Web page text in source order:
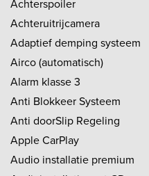
Achterspoiler
Achteruitrijcamera
Adaptief demping systeem
Airco (automatisch)
Alarm klasse 3
Anti Blokkeer Systeem
Anti doorSlip Regeling
Apple CarPlay
Audio installatie premium